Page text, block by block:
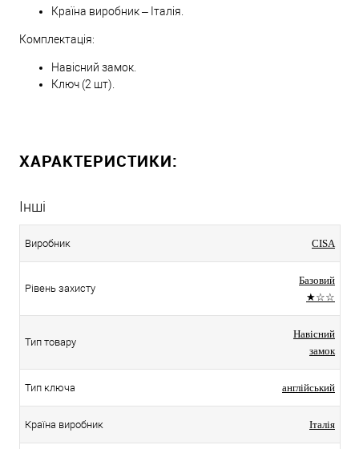
Країна виробник – Італія.
Комплектація:
Навісний замок.
Ключ (2 шт).
ХАРАКТЕРИСТИКИ:
Інші
Виробник CISA
Рівень захисту
Базовий
★☆☆
Тип товару
Навісний
замок
Тип ключа англійський
Країна виробник Італія